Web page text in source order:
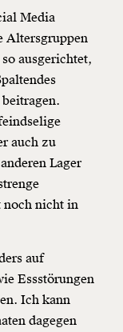
Media
Altersgruppen
ausgerichtet,
auch zu
Lager
noch nicht in
auf
Essstörungen
Ich kann
dagegen